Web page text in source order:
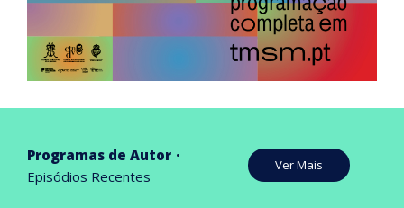
Programas de Autor
Episódios Recentes
Ver Mais